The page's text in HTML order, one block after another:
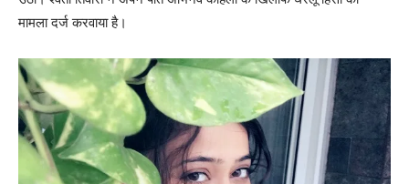
मामला दर्ज करवाया है।